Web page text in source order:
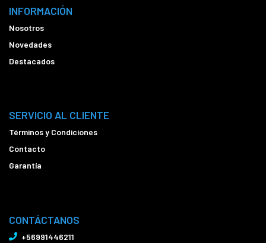
INFORMACIÓN
Nosotros
Novedades
Destacados
SERVICIO AL CLIENTE
Términos y Condiciones
Contacto
Garantía
CONTÁCTANOS
+56991446211